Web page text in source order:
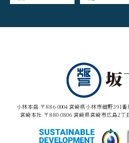
小林本店 〒886-0004 宮崎県小林市細野391
宮崎本社 〒880-0806 宮崎県宮崎市広島2丁